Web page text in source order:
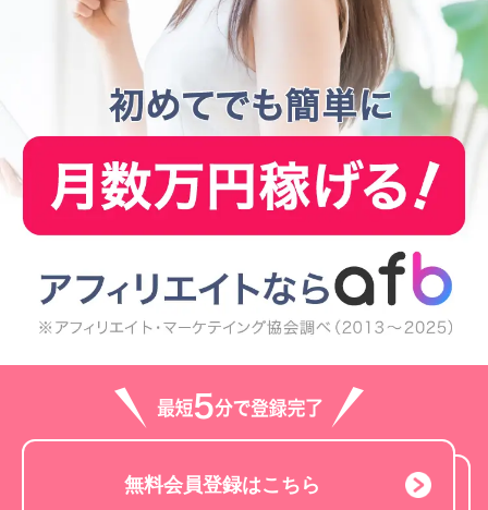
無料会員登録はこちら